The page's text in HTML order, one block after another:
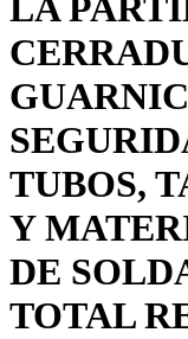
LA
TUBOS,
Y
DE
TOTAL